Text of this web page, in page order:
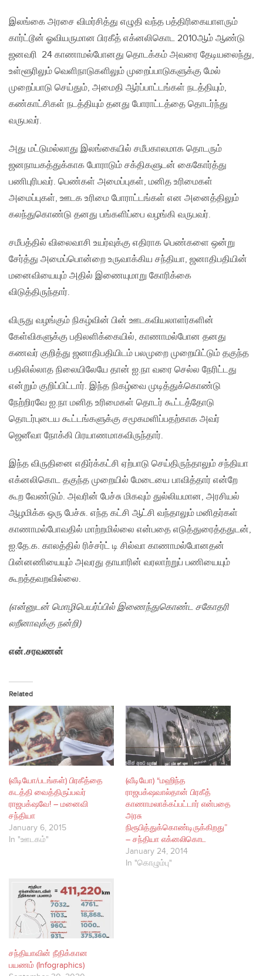
இலங்கை அரசை விமர்சித்து எழுதி வந்த பத்திரிகையாளரும்
கார்ட்டூன் ஓவியருமான பிரகீத் எக்னலிகொட 2010ஆம் ஆண்டு
ஜனவரி 24 காணாமல்போனது தொடக்கம் அவரை தேடியலைந்து,
உள்ளூரிலும் வெளிநாடுகளிலும் முறைப்பாடுகளுக்கு மேல்
முறைப்பாடு செய்தும், அமைதி ஆர்ப்பாட்டங்கள் நடத்தியும்,
கண்காட்சிகள் நடத்தியும் தனது போராட்டத்தை தொடர்ந்து
வருபவர்.
அது மட்டுமல்லாது இலங்கையில் சமீபகாலமாக தொடரும்
ஜனநாயகத்துக்காக போராடும் சக்திகளுடன் கைகோர்த்து
பணிபுரிபவர். பெண்கள் அமைப்புகள், மனித உரிமைகள்
அமைப்புகள், ஊடக உரிமை போராட்டங்கள் என அனைத்திலும்
கலந்துகொண்டு தனது பங்களிப்பை வழங்கி வருபவர்.
சமீபத்தில் விலைவாசி உயர்வுக்கு எதிராக பெண்களை ஒன்று
சேர்த்து அமைப்பொன்றை உருவாக்கிய சந்தியா, ஜனாதிபதியின்
மனைவியையும் அதில் இணையுமாறு கோரிக்கை
விடுத்திருந்தார்.
விருது வழங்கும் நிகழ்வின் பின் ஊடகவியலாளர்களின்
கேள்விகளுக்கு பதிலளிக்கையில், காணாமல்போன தனது
கணவர் குறித்து ஜனாதிபதியிடம் பலமுறை முறையிட்டும் தகுந்த
பதிலில்லாத நிலையிலேயே தான் ஐ.நா வரை செல்ல நேரிட்டது
என்றும் குறிப்பிட்டார். இந்த நிகழ்வை முடித்துக்கொண்டு
நேற்றிரவே ஐ.நா மனித உரிமைகள் தொடர் கூட்டத்தோடு
தொடர்புடைய கூட்டங்களுக்கு சமூகமளிப்பதற்காக அவர்
ஜெனீவா நோக்கி பிரயாணமாகவிருந்தார்.
இந்த விருதினை எதிர்க்கட்சி ஏற்பாடு செய்திருந்தாலும் சந்தியா
எக்னலிகொட தகுந்த முறையில் மேடையை பாவித்தார் என்றே
கூற வேண்டும். அவரின் பேச்சு மிகவும் துல்லியமான, அரசியல்
ஆழமிக்க ஒரு பேச்சு. எந்த கட்சி ஆட்சி வந்தாலும் மனிதர்கள்
காணாமல்போவதில் மாற்றமில்லை என்பதை எடுத்துரைத்ததுடன்,
ஐ.தே.க. காலத்தில் ரிச்சர்ட் டி சில்வா காணாமல்போனதன்
பின்னணியையும் அவரது தாயாரின் வரலாற்றுப் பணியையும்
கூறத்தவறவில்லை.
(என்னுடன் மொழிபெயர்ப்பில் இணைந்துகொண்ட சகோதரி
லறீனாவுக்கு நன்றி)
என்.சரவணன்
Related
(வீடியோ/படங்கள்) பிரகீத்தை
கடத்தி வைத்திருப்பவர்
ராஜபக்‌ஷவே! – மனைவி
சந்தியா
January 6, 2015
In "ஊடகம்"
(வீடியோ) “மஹிந்த
ராஜபக்‌ஷவால்தான் பிரகீத்
காணாமலாக்கப்பட்டார் என்பதை
அரசு
நிரூபித்துக்கொண்டிருக்கிறது”
– சந்தியா எக்னலிகொட
January 24, 2014
In "கொழும்பு"
சந்தியாவின் நீதிக்கான
பயணம் (Infographics)